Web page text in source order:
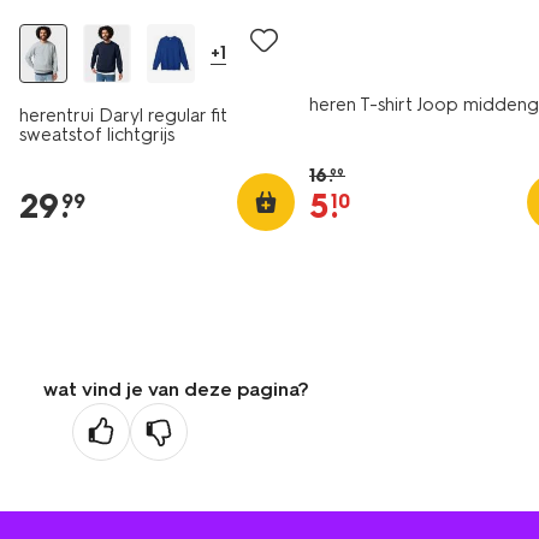
+1
herentrui Daryl regular fit
sweatstof lichtgrijs
29.
99
heren T-shirt Joop
16.99
5.
10
wat vind je van deze pagina?